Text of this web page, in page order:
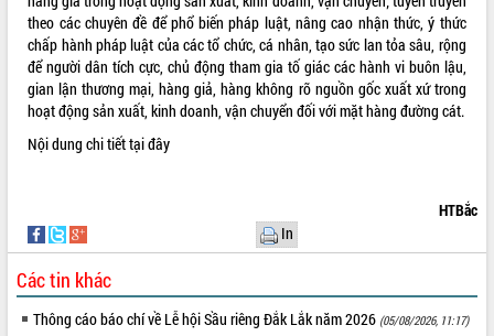
Thường trực HĐND tỉnh Đắk Lắk gặp
mặt Đoàn chuyên gia y tế TP. Hồ Chí
Minh
Lễ truy điệu và an táng hài cốt liệt sĩ
tại Nghĩa trang Liệt sĩ xã Sơn Hòa
Bàn giải pháp tháo gỡ khó khăn trong
xuất khẩu sầu riêng và triển khai quy
trường Nguyễn Hoàng Hiệp khảo sát
vùng trồng và doanh nghiệp đóng gói
sầu riêng tại Đắk Lắk
Trình diễn nghệ thuật chế biến các
món ăn từ sầu riêng
THỐNG KÊ TRUY CẬP
Hôm nay: 720
Tất cả:
66086388
theo các chuyên đề để phổ biến pháp luật, nâng cao nhận thức, ý thức
chấp hành pháp luật của các tổ chức, cá nhân, tạo sức lan tỏa sâu, rộng
để người dân tích cực, chủ động tham gia tố giác các hành vi buôn lậu,
gian lận thương mại, hàng giả, hàng không rõ nguồn gốc xuất xứ trong
hoạt động sản xuất, kinh doanh, vận chuyển đối với mặt hàng đường cát.
Nội dung chi tiếttại đây
HTBắc
In
Các tin khác
Thông cáo báo chí về Lễ hội Sầu riêng Đắk Lắk năm 2026 (05/08/2026, 11:17)